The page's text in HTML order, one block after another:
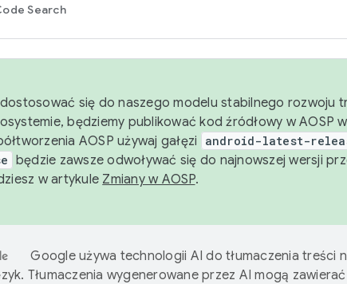
Search
się do naszego modelu stabilnego rozwoju
będziemy publikować kod źródłowy w AOSP
AOSP używaj gałęzi
android-latest-
będzie zawsze odwoływać się do najnowszej wersji
w artykule Zmiany w AOSP.
Google używa technologii AI do tłumaczenia treści
Tłumaczenia wygenerowane przez AI mogą zawierać